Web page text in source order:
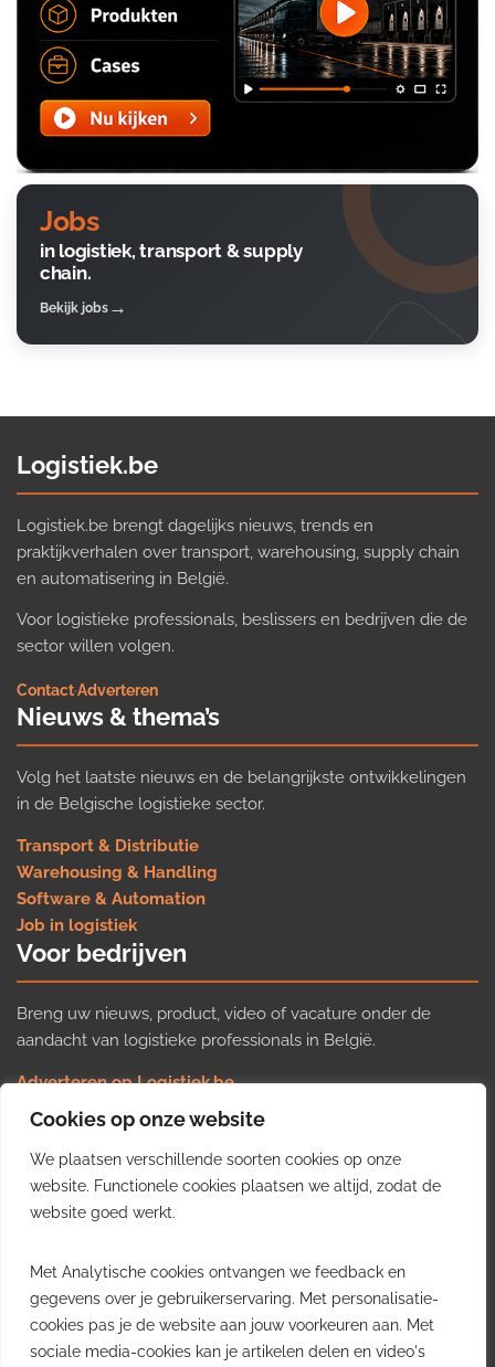
Cookies op onze website
We plaatsen verschillende soorten cookies op onze
website. Functionele cookies plaatsen we altijd, zodat de
website goed werkt.
Met Analytische cookies ontvangen we feedback en
gegevens over je gebruikerservaring. Met personalisatie-
cookies pas je de website aan jouw voorkeuren aan. Met
sociale media-cookies kan je artikelen delen en video's
Jobs
in logistiek, transport & supply
chain.
Bekijk jobs
Logistiek.be
Logistiek.be brengt dagelijks nieuws, trends en
praktijkverhalen over transport, warehousing, supply chain
en automatisering in België.
Voor logistieke professionals, beslissers en bedrijven die de
sector willen volgen.
Contact·Adverteren
Nieuws & thema’s
Volg het laatste nieuws en de belangrijkste ontwikkelingen
in de Belgische logistieke sector.
Transport & Distributie
Warehousing & Handling
Software & Automation
Job in logistiek
Voor bedrijven
Breng uw nieuws, product, video of vacature onder de
aandacht van logistieke professionals in België.
Adverteren op Logistiek.be
Nieuws insturen
Uw video op Logistiek.TV
Job plaatsen
Gratis wekelijkse update
inzichten uit de Belgische logistieke sector in uw inbox.
Ontvang je gratis
wekelijkse update